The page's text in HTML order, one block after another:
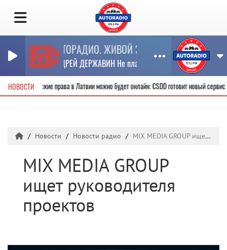
АВТОРАДИО. ЖИВОЙ ЗВУК.(П)
АНДРЕЙ ДЕРЖАВИН Не плачь Алиса
НОВОСТИ
новые водительские права в Латвии можно будет онлайн: CSDD готовит новый
Новости Новости радио MIX MEDIA GROUP ищет руководителя проектов
MIX MEDIA GROUP
ищет руководителя
проектов